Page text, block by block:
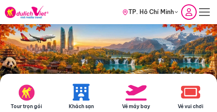
TP. Hồ Chí Minh
Tour trọn gói Khách sạn Vé máy bay Vé vui chơi